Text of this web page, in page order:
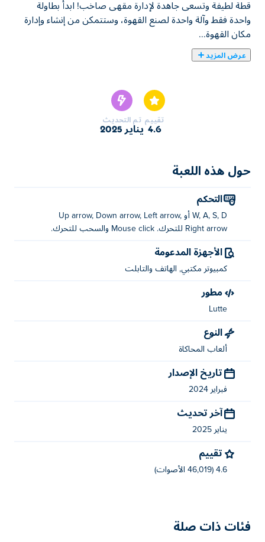
قطة لطيفة وتسعى جاهدة لإدارة مقهى صاخب! ابدأ بطاولة
واحدة فقط وآلة واحدة لصنع القهوة، وستتمكن من إنشاء وإدارة
مكان القهوة...
عرض المزيد
واحدة فقط وآلة واحدة لصنع القهوة، وستتمكن من إنشاء وإدارة
مكان القهوة المريح الخاص بك. قم بإعداد المشروبات وترتيب
الطاولات وجمع الأموال من عملائك الراضين. استخدم أرباحك
كيف تلعب مقهى القط؟
نقل: WASD أو مفاتيح الأسهم أو انقر واسحب
من أنشأ مقهى القط؟
Last Warriors،!
كيف يمكنني لعب Cat Coffee Shop مجانًا؟
تقييم
4.6
تم التحديث
يناير 2025
حول هذه اللعبة
التحكم
W, A, S, D أو Up arrow, Down arrow, Left arrow,
Right arrow للتحرك. Mouse click والسحب للتحرك.
الأجهزة المدعومة
كمبيوتر مكتبي, الهاتف والتابلت
مطور
Lutte
النوع
ألعاب المحاكاة
تاريخ الإصدار
فبراير 2024
آخر تحديث
يناير 2025
تقييم
4.6 (46,019 الأصوات)
فئات ذات صلة